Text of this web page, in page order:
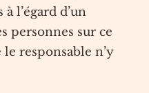
l’égard d’un
personnes sur ce
responsable n’y